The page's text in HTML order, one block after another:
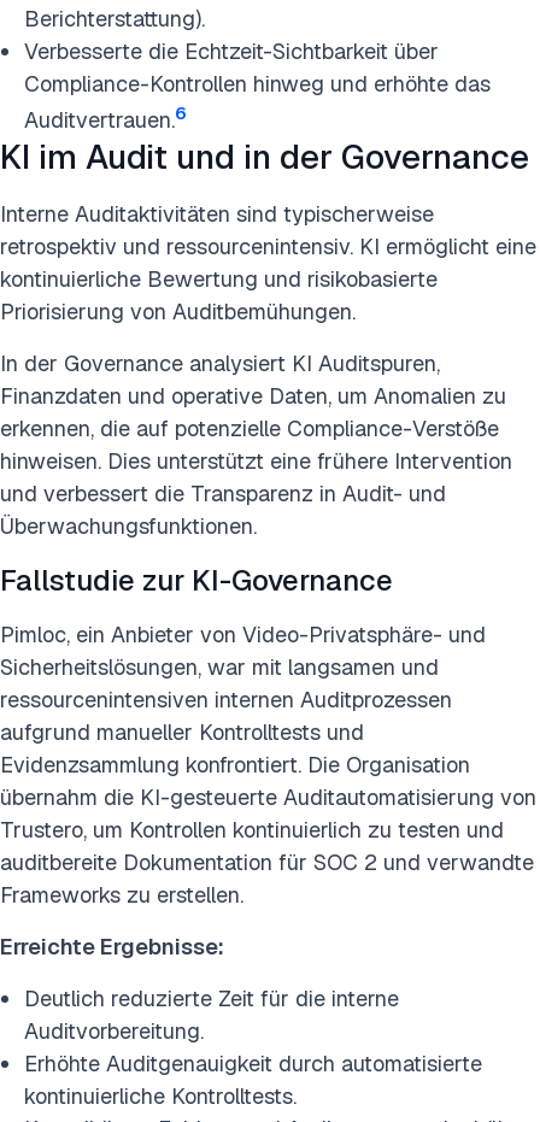
Berichterstattung).
Verbesserte die Echtzeit-Sichtbarkeit über
Compliance-Kontrollen hinweg und erhöhte das
Auditvertrauen.6
KI im Audit und in der Governance
Interne Auditaktivitäten sind typischerweise
retrospektiv und ressourcenintensiv. KI ermöglicht eine
kontinuierliche Bewertung und risikobasierte
Priorisierung von Auditbemühungen.
In der Governance analysiert KI Auditspuren,
Finanzdaten und operative Daten, um Anomalien zu
erkennen, die auf potenzielle Compliance-Verstöße
hinweisen. Dies unterstützt eine frühere Intervention
und verbessert die Transparenz in Audit- und
Überwachungsfunktionen.
Fallstudie zur KI-Governance
Pimloc, ein Anbieter von Video-Privatsphäre- und
Sicherheitslösungen, war mit langsamen und
ressourcenintensiven internen Auditprozessen
aufgrund manueller Kontrolltests und
Evidenzsammlung konfrontiert. Die Organisation
übernahm die KI-gesteuerte Auditautomatisierung von
Trustero, um Kontrollen kontinuierlich zu testen und
auditbereite Dokumentation für SOC 2 und verwandte
Frameworks zu erstellen.
Erreichte Ergebnisse:
Deutlich reduzierte Zeit für die interne
Auditvorbereitung.
Erhöhte Auditgenauigkeit durch automatisierte
kontinuierliche Kontrolltests.